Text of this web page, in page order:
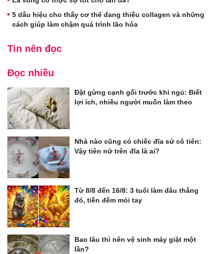
5 dấu hiệu cho thấy cơ thể đang thiếu collagen và những
cách giúp làm chậm quá trình lão hóa
Tin nên đọc
Đọc nhiều
Đặt gừng cạnh gối trước khi ngủ: Biết
lợi ích, nhiều người muốn làm theo
Nhà nào cũng có chiếc đĩa sứ cô tiên:
Vậy tiên nữ trên đĩa là ai?
Từ 8/8 đến 16/8: 3 tuổi làm đâu thắng
đó, tiền đếm mỏi tay
Bao lâu thì nên vệ sinh máy giặt một
lần?